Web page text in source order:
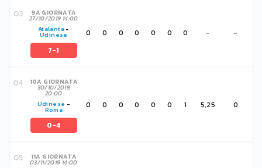
9A GIORNATA
27/10/2019 14:00
Atalanta-
Udinese
7-1
0 0 0 0 0 0 0 - -
10A GIORNATA
30/10/2019
20:00
Udinese -
Roma
0-4
0 0 0 0 0 0 1 5,25 0
11A GIORNATA
03/11/2019 14:00